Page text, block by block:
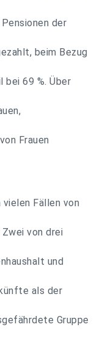
der
beim Bezug
bei 69 %. Über
Frauen
Fällen von
von drei
und
als der
Gruppe